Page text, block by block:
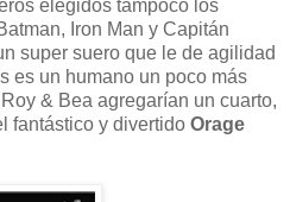
elegidos tampoco los
Iron Man y Capitán
super suero que le de agilidad
es un humano un poco más
& Bea agregarían un cuarto,
fantástico y divertido Orage